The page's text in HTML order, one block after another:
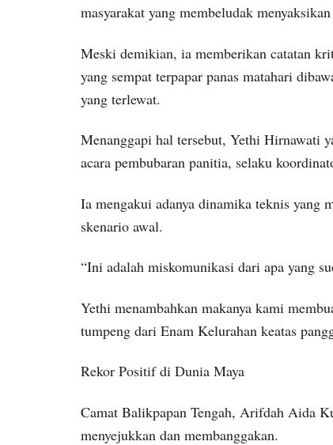
masyarakat yang membeludak
Meski demikian, ia memberikan catatan
yang sempat terpapar panas matahari
yang terlewat.
Menanggapi hal tersebut, Yethi Hirnawati
acara pembubaran panitia, selaku
Ia mengakui adanya dinamika teknis yang
skenario awal.
“Ini adalah miskomunikasi dari apa yang
Yethi menambahkan makanya kami
tumpeng dari Enam Kelurahan keatas
Rekor Positif di Dunia Maya
Camat Balikpapan Tengah, Arifdah Aida
menyejukkan dan membanggakan.